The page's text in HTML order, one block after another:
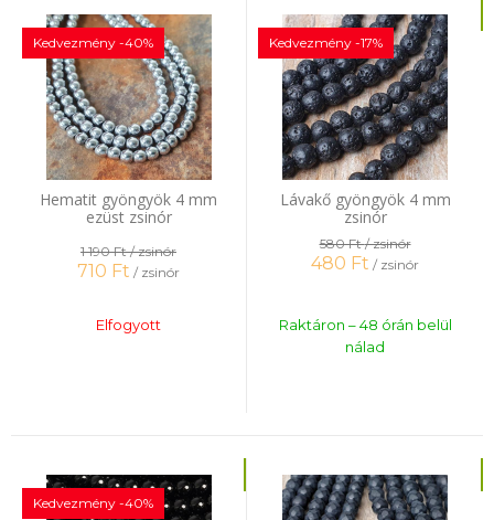
Hematit gyöngyök 4 mm
ezüst zsinór
Kedvezmény -40%
1 190 Ft/ zsinór
710 Ft / zsinór
Elfogyott
Lávakő gyöngyök 4 mm
zsinór
Kedvezmény -17%
580 Ft/ zsinór
480 Ft / zsinór
Raktáron – 48 órán belül
nálad
Kedvezmény -40%